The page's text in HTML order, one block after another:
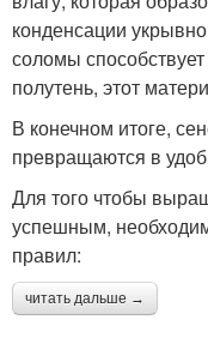
конденсации
соломы
полутень, этот
В конечном итоге,
превращаются в
Для того чтобы
успешным,
правил:
читать дальше →